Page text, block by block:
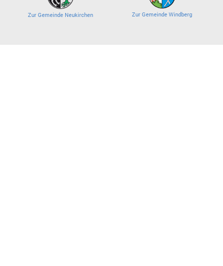
Zur Gemeinde Neukirchen Zur Gemeinde Windberg